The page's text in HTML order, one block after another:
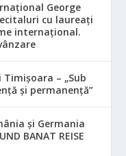
George
cu laureați
internațional.
– „Sub
și permanență”
și Germania
BANAT REISE